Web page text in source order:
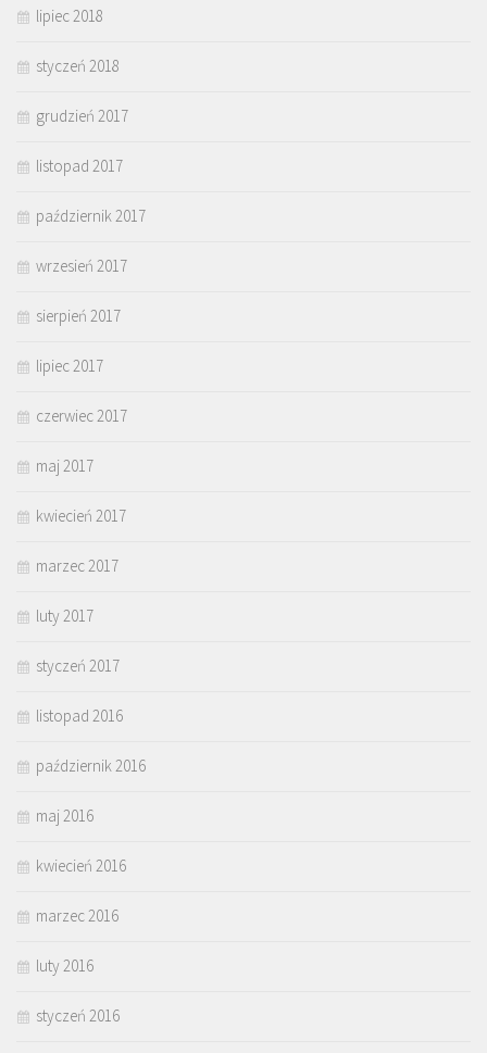
lipiec 2018
styczeń 2018
grudzień 2017
listopad 2017
październik 2017
wrzesień 2017
sierpień 2017
lipiec 2017
czerwiec 2017
maj 2017
kwiecień 2017
marzec 2017
luty 2017
styczeń 2017
listopad 2016
październik 2016
maj 2016
kwiecień 2016
marzec 2016
luty 2016
styczeń 2016